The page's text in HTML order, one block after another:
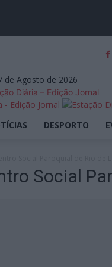
de Agosto de 2026
Diária – Edição Jornal
DESPORTO
Social